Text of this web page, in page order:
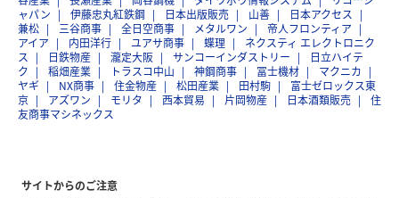
ャパン
伊藤忠丸紅鉄鋼 日本出版販売 山善
日本アクセス
兼松
三谷商事 全日空商事 メタルワン
帝人フロンティア
アイア
内田洋行 ユアサ商事 蝶理
ネクスティ エレクトロニク
ス
日鉄物産 瀧定大阪 サンコーインダストリー
日立ハイテ
ク
稲畑産業 トラスコ中山 神鋼商事 冨士機材
マクニカ
ヤギ
NX商事 住金物産 松田産業 田村駒
富士ゼロックス東
京
アズワン モリタ 西本貿易 片岡物産 日本酒類販売
住
友商事マシネックス
サイトからのご注意